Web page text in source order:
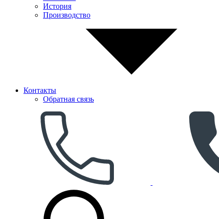
История
Производство
Контакты
Обратная связь